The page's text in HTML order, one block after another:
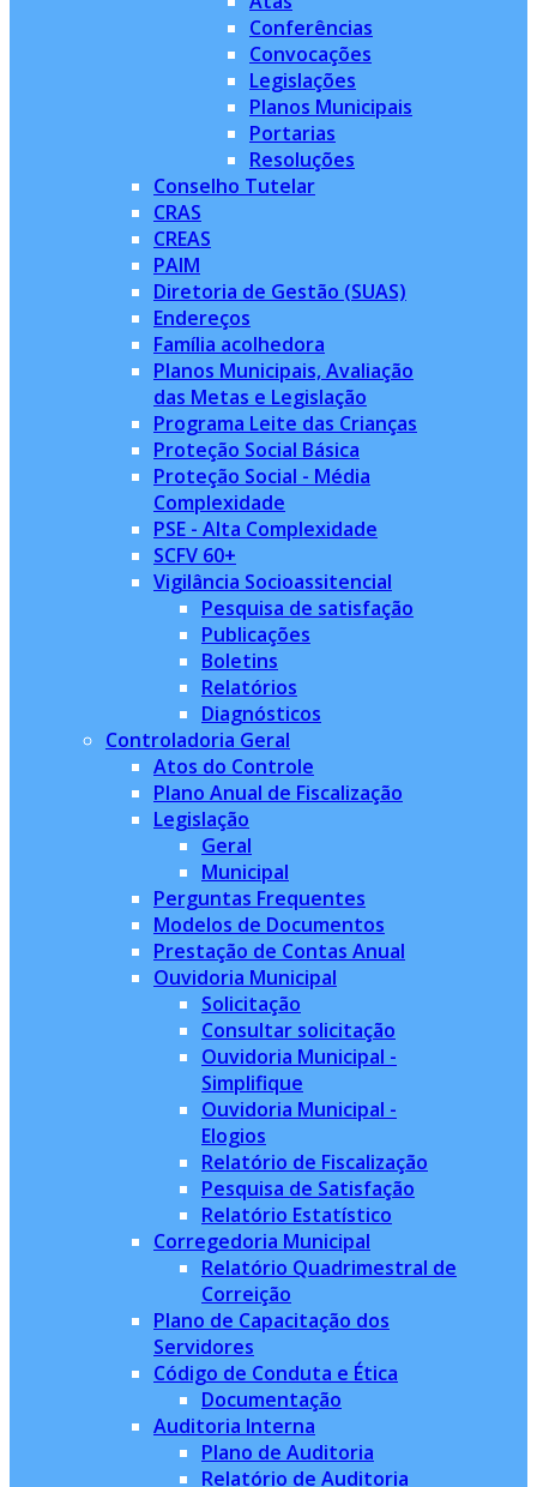
Conferências
Convocações
Legislações
Planos Municipais
Portarias
Resoluções
Conselho Tutelar
CRAS
CREAS
PAIM
Diretoria de Gestão (SUAS)
Endereços
Família acolhedora
Planos Municipais, Avaliação
das Metas e Legislação
Programa Leite das Crianças
Proteção Social Básica
Proteção Social - Média
Complexidade
PSE - Alta Complexidade
SCFV 60+
Vigilância Socioassitencial
Pesquisa de satisfação
Publicações
Boletins
Relatórios
Diagnósticos
Controladoria Geral
Atos do Controle
Plano Anual de Fiscalização
Legislação
Geral
Municipal
Perguntas Frequentes
Modelos de Documentos
Prestação de Contas Anual
Ouvidoria Municipal
Solicitação
Consultar solicitação
Ouvidoria Municipal -
Simplifique
Ouvidoria Municipal -
Elogios
Relatório de Fiscalização
Pesquisa de Satisfação
Relatório Estatístico
Corregedoria Municipal
Relatório Quadrimestral de
Correição
Plano de Capacitação dos
Servidores
Código de Conduta e Ética
Documentação
Auditoria Interna
Plano de Auditoria
Relatório de Auditoria